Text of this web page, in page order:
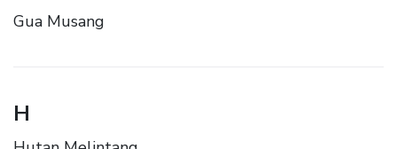
Gua Musang
H